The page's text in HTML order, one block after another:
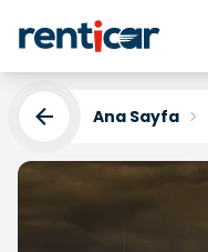
Ana Sayfa